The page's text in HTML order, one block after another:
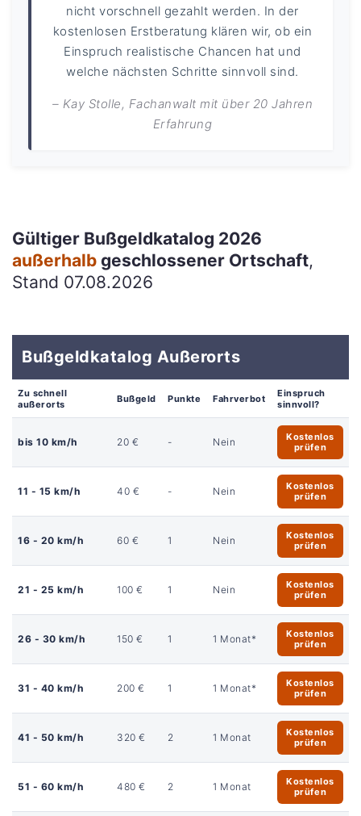
nicht vorschnell gezahlt werden. In der
kostenlosen Erstberatung klären wir, ob ein
Einspruch realistische Chancen hat und
welche nächsten Schritte sinnvoll sind.
– Kay Stolle, Fachanwalt mit über 20 Jahren
Erfahrung
Gültiger Bußgeldkatalog 2026
außerhalb geschlossener Ortschaft,
Stand 07.08.2026
Bußgeldkatalog Außerorts
Zu schnell
außerorts
Bußgeld Punkte Fahrverbot
Einspruch
sinnvoll?
bis 10 km/h 20 € - Nein
Kostenlos
prüfen
11 - 15 km/h 40 € - Nein
Kostenlos
prüfen
16 - 20 km/h 60 € 1 Nein
Kostenlos
prüfen
21 - 25 km/h 100 € 1 Nein
Kostenlos
prüfen
26 - 30 km/h 150 € 1 1 Monat*
Kostenlos
prüfen
31 - 40 km/h 200 € 1 1 Monat*
Kostenlos
prüfen
41 - 50 km/h 320 € 2 1 Monat
Kostenlos
prüfen
51 - 60 km/h 480 € 2 1 Monat
Kostenlos
prüfen